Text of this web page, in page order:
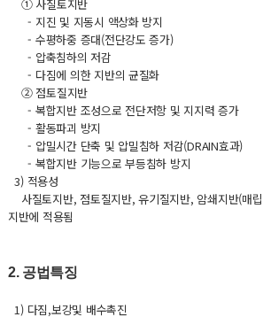
① 사질토지반
- 지진 및 지동시 액상화 방지
- 수평하중 증대(전단강도 증가)
- 압축침하의 저감
- 다짐에 의한 지반의 균질화
② 점토질지반
- 복합지반 조성으로 전단저항 및 지지력 증가
- 활동파괴 방지
- 압밀시간 단축 및 압밀침하 저감(DRAIN효과)
- 복합지반 기능으로 부등침하 방지
3) 적용성
사질토지반, 점토질지반, 유기질지반, 암쇄지반(매
지반에 적용됨
2. 공법특징
1) 다짐,보강및 배수촉진